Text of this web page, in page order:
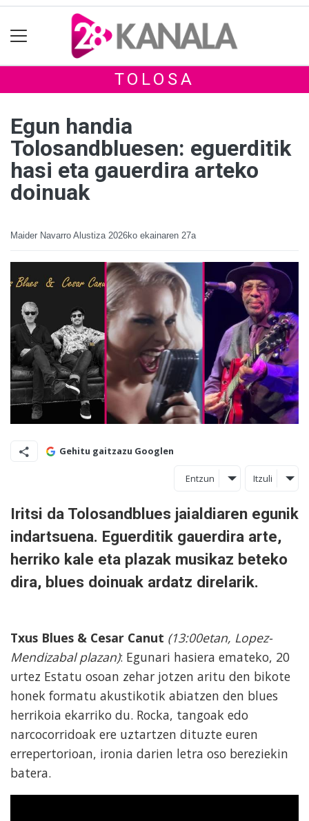
TOLOSA
Egun handia
Tolosandbluesen: eguerditik
hasi eta gauerdira arteko
doinuak
Maider Navarro Alustiza 2026ko ekainaren 27a
Gehitu gaitzazu Googlen
Entzun Itzuli
Iritsi da Tolosandblues jaialdiaren egunik
indartsuena. Eguerditik gauerdira arte,
herriko kale eta plazak musikaz beteko
dira, blues doinuak ardatz direlarik.
Txus Blues & Cesar Canut (13:00etan, Lopez-
Mendizabal plazan): Egunari hasiera emateko, 20
urtez Estatu osoan zehar jotzen aritu den bikote
honek formatu akustikotik abiatzen den blues
herrikoia ekarriko du. Rocka, tangoak edo
narcocorridoak ere uztartzen dituzte euren
errepertorioan, ironia darien letra oso bereziekin
batera.